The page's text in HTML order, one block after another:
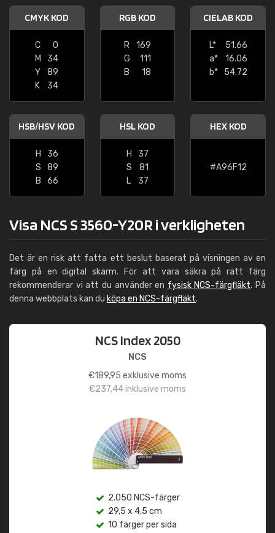
CMYK KOD
C
0
M
34
Y
89
K
34
RGB KOD
R
169
G
111
B
18
CIELAB KOD
L*
51.66
a*
16.06
b*
54.72
HSB/HSV KOD
H
36
S
89
B
66
HSL KOD
H
37
S
81
L
37
HEX KOD
#A96F12
Visa NCS S 3560-Y20R i verkligheten
Det är en risk att fatta ett beslut baserat på visningen av en
färg på en digital skärm. För att vara säkra på rätt färg
rekommenderar vi att du använder en fysisk NCS-färgfläkt. På
denna webbplats kan du köpa en NCS-färgfläkt.
NCS Index 2050
NCS
€189,95 exklusive moms
€237,44inklusive moms
2.050 NCS-färger
29,5 x 4,5 cm
10 färger per sida